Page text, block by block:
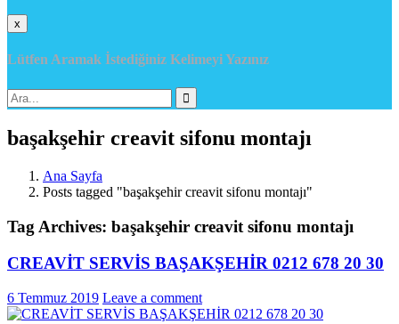
x
Lütfen Aramak İstediğiniz Kelimeyi Yazınız
başakşehir creavit sifonu montajı
Ana Sayfa
Posts tagged "başakşehir creavit sifonu montajı"
Tag Archives: başakşehir creavit sifonu montajı
CREAVİT SERVİS BAŞAKŞEHİR 0212 678 20 30
6 Temmuz 2019 Leave a comment